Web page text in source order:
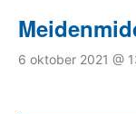
6 oktober 2021 @